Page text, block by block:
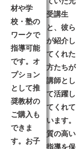
材や学
校・塾の
ワークで
指導可能
です。オ
プション
として推
奨教材の
ご購入も
できま
す。お子
受講生
と、彼ら
が紹介し
てくれた
方たちが
講師とし
て活躍し
てくれて
います。
質の高い
指導を保